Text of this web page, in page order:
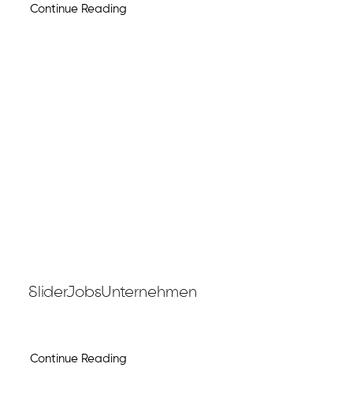
Continue Reading
SliderJobsUnternehmen
Continue Reading